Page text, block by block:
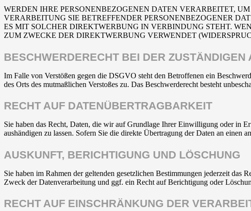
WERDEN IHRE PERSONENBEZOGENEN DATEN VERARBEITET,
VERARBEITUNG SIE BETREFFENDER PERSONENBEZOGENER
ES MIT SOLCHER DIREKTWERBUNG IN VERBINDUNG STEHT.
ZUM ZWECKE DER DIREKTWERBUNG VERWENDET
BESCHWERDE­RECHT BEI DER ZUSTÄNDIGEN
Im Falle von Verstößen gegen die DSGVO steht den Betroffenen ein
des Orts des mutmaßlichen Verstoßes zu. Das Beschwerderecht besteht
RECHT AUF DATEN­ÜBERTRAG­BARKEIT
Sie haben das Recht, Daten, die wir auf Grundlage Ihrer Einwilligung oder in
aushändigen zu lassen. Sofern Sie die direkte Übertragung der Daten an einen
AUSKUNFT, BERICHTIGUNG UND LÖSCHUNG
Sie haben im Rahmen der geltenden gesetzlichen Bestimmungen jederzeit
Zweck der Datenverarbeitung und ggf. ein Recht auf Berichtigung oder
RECHT AUF EINSCHRÄNKUNG DER